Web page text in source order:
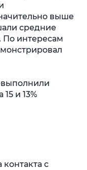
выше
средние
По интересам
и 13%
с